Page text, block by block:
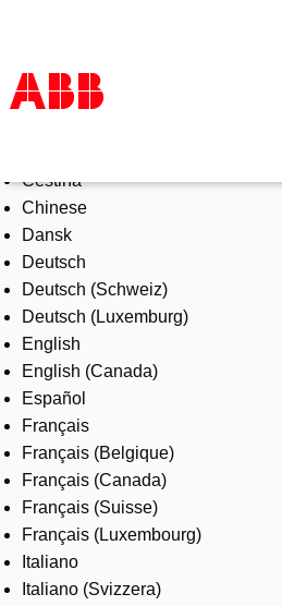
Products & Solutions
Industries
Services
About us
Where to buy
Contact us
Careers
Čeština
Chinese
Dansk
Deutsch
Deutsch (Schweiz)
Deutsch (Luxemburg)
English
English (Canada)
Español
Français
Français (Belgique)
Français (Canada)
Français (Suisse)
Français (Luxembourg)
Italiano
Italiano (Svizzera)